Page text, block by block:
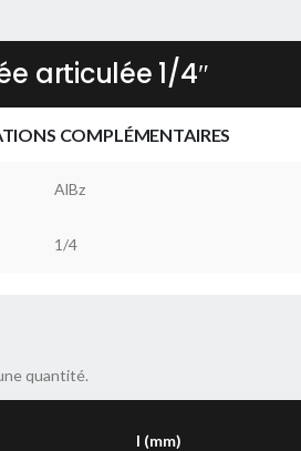
articulée 1/4″
COMPLÉMENTAIRES
AlBz
1/4
quantité.
l (mm)